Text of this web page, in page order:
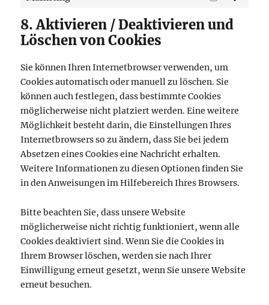
Marketing
8. Aktivieren / Deaktivieren und
Löschen von Cookies
Sie können Ihren Internetbrowser verwenden, um
Cookies automatisch oder manuell zu löschen. Sie
können auch festlegen, dass bestimmte Cookies
möglicherweise nicht platziert werden. Eine weitere
Möglichkeit besteht darin, die Einstellungen Ihres
Internetbrowsers so zu ändern, dass Sie bei jedem
Absetzen eines Cookies eine Nachricht erhalten.
Weitere Informationen zu diesen Optionen finden Sie
in den Anweisungen im Hilfebereich Ihres Browsers.
Bitte beachten Sie, dass unsere Website
möglicherweise nicht richtig funktioniert, wenn alle
Cookies deaktiviert sind. Wenn Sie die Cookies in
Ihrem Browser löschen, werden sie nach Ihrer
Einwilligung erneut gesetzt, wenn Sie unsere Website
erneut besuchen.